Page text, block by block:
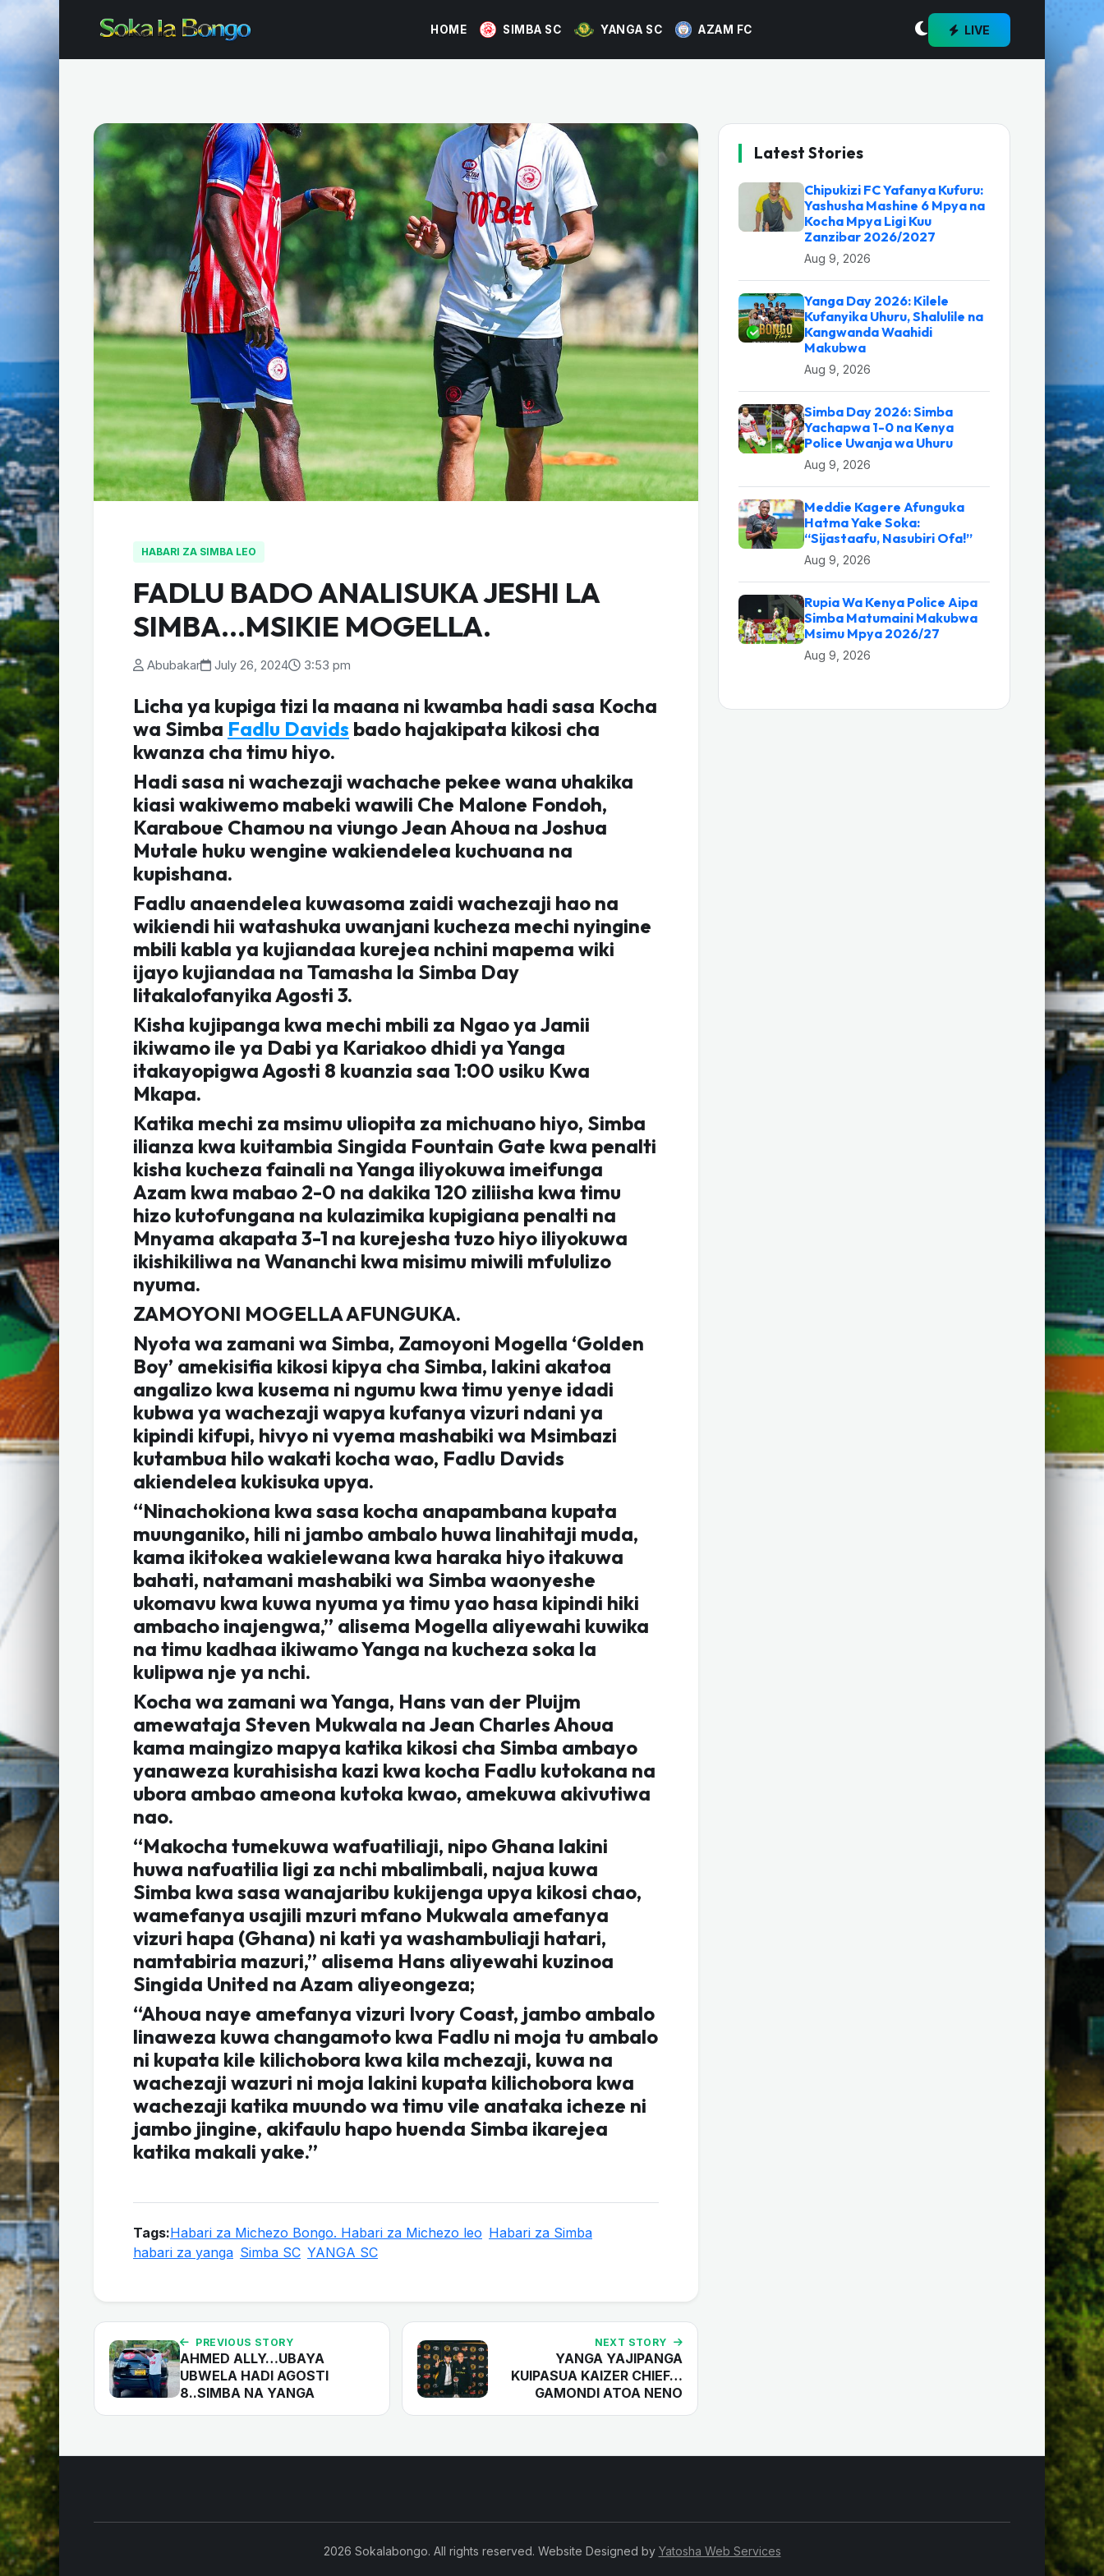
HOME SIMBA SC YANGA SC AZAM FC LIVE
HABARI ZA SIMBA LEO
FADLU BADO ANALISUKA JESHI LA
SIMBA…MSIKIE MOGELLA.
Abubakar July 26, 2024 3:53 pm
Licha ya kupiga tizi la maana ni kwamba hadi sasa Kocha
wa Simba Fadlu Davids bado hajakipata kikosi cha
kwanza cha timu hiyo.
Hadi sasa ni wachezaji wachache pekee wana uhakika
kiasi wakiwemo mabeki wawili Che Malone Fondoh,
Karaboue Chamou na viungo Jean Ahoua na Joshua
Mutale huku wengine wakiendelea kuchuana na
kupishana.
Fadlu anaendelea kuwasoma zaidi wachezaji hao na
wikiendi hii watashuka uwanjani kucheza mechi nyingine
mbili kabla ya kujiandaa kurejea nchini mapema wiki
ijayo kujiandaa na Tamasha la Simba Day
litakalofanyika Agosti 3.
Kisha kujipanga kwa mechi mbili za Ngao ya Jamii
ikiwamo ile ya Dabi ya Kariakoo dhidi ya Yanga
itakayopigwa Agosti 8 kuanzia saa 1:00 usiku Kwa
Mkapa.
Katika mechi za msimu uliopita za michuano hiyo, Simba
ilianza kwa kuitambia Singida Fountain Gate kwa penalti
kisha kucheza fainali na Yanga iliyokuwa imeifunga
Azam kwa mabao 2-0 na dakika 120 ziliisha kwa timu
hizo kutofungana na kulazimika kupigiana penalti na
Mnyama akapata 3-1 na kurejesha tuzo hiyo iliyokuwa
ikishikiliwa na Wananchi kwa misimu miwili mfululizo
nyuma.
ZAMOYONI MOGELLA AFUNGUKA.
Nyota wa zamani wa Simba, Zamoyoni Mogella ‘Golden
Boy’ amekisifia kikosi kipya cha Simba, lakini akatoa
angalizo kwa kusema ni ngumu kwa timu yenye idadi
kubwa ya wachezaji wapya kufanya vizuri ndani ya
kipindi kifupi, hivyo ni vyema mashabiki wa Msimbazi
kutambua hilo wakati kocha wao, Fadlu Davids
akiendelea kukisuka upya.
“Ninachokiona kwa sasa kocha anapambana kupata
muunganiko, hili ni jambo ambalo huwa linahitaji muda,
kama ikitokea wakielewana kwa haraka hiyo itakuwa
bahati, natamani mashabiki wa Simba waonyeshe
ukomavu kwa kuwa nyuma ya timu yao hasa kipindi hiki
ambacho inajengwa,” alisema Mogella aliyewahi kuwika
na timu kadhaa ikiwamo Yanga na kucheza soka la
kulipwa nje ya nchi.
Kocha wa zamani wa Yanga, Hans van der Pluijm
amewataja Steven Mukwala na Jean Charles Ahoua
kama maingizo mapya katika kikosi cha Simba ambayo
yanaweza kurahisisha kazi kwa kocha Fadlu kutokana na
ubora ambao ameona kutoka kwao, amekuwa akivutiwa
nao.
“Makocha tumekuwa wafuatiliaji, nipo Ghana lakini
huwa nafuatilia ligi za nchi mbalimbali, najua kuwa
Simba kwa sasa wanajaribu kukijenga upya kikosi chao,
wamefanya usajili mzuri mfano Mukwala amefanya
vizuri hapa (Ghana) ni kati ya washambuliaji hatari,
namtabiria mazuri,” alisema Hans aliyewahi kuzinoa
Singida United na Azam aliyeongeza;
“Ahoua naye amefanya vizuri Ivory Coast, jambo ambalo
linaweza kuwa changamoto kwa Fadlu ni moja tu ambalo
ni kupata kile kilichobora kwa kila mchezaji, kuwa na
wachezaji wazuri ni moja lakini kupata kilichobora kwa
wachezaji katika muundo wa timu vile anataka icheze ni
jambo jingine, akifaulu hapo huenda Simba ikarejea
katika makali yake.”
Tags:Habari za Michezo Bongo. Habari za Michezo leo Habari za Simba
habari za yanga Simba SC YANGA SC
PREVIOUS STORY
AHMED ALLY…UBAYA
UBWELA HADI AGOSTI
8..SIMBA NA YANGA
NEXT STORY
YANGA YAJIPANGA
KUIPASUA KAIZER CHIEF…
GAMONDI ATOA NENO
Latest Stories
Chipukizi FC Yafanya Kufuru:
Yashusha Mashine 6 Mpya na
Kocha Mpya Ligi Kuu
Zanzibar 2026/2027
Aug 9, 2026
Yanga Day 2026: Kilele
Kufanyika Uhuru, Shalulile na
Kangwanda Waahidi
Makubwa
Aug 9, 2026
Simba Day 2026: Simba
Yachapwa 1-0 na Kenya
Police Uwanja wa Uhuru
Aug 9, 2026
Meddie Kagere Afunguka
Hatma Yake Soka:
“Sijastaafu, Nasubiri Ofa!”
Aug 9, 2026
Rupia Wa Kenya Police Aipa
Simba Matumaini Makubwa
Msimu Mpya 2026/27
Aug 9, 2026
2026 Sokalabongo. All rights reserved. Website Designed by Yatosha Web Services